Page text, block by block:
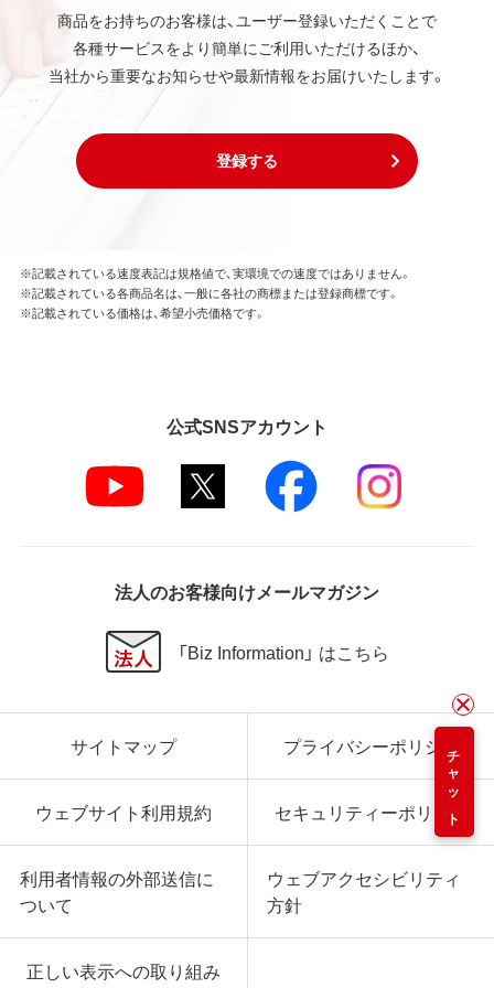
商品をお持ちのお客様は、ユーザー登録いただくことで
各種サービスをより簡単にご利用いただけるほか、
当社から重要なお知らせや最新情報をお届けいたします。
登録する
チャット
※記載されている速度表記は規格値で、実環境での速度ではありません。
※記載されている各商品名は、一般に各社の商標または登録商標です。
※記載されている価格は、希望小売価格です。
公式SNSアカウント
法人のお客様向けメールマガジン
「Biz Information」 はこちら
サイトマップ プライバシーポリシー
ウェブサイト利用規約 セキュリティーポリシー
利用者情報の外部送信に
ついて
ウェブアクセシビリティ
方針
正しい表示への取り組み